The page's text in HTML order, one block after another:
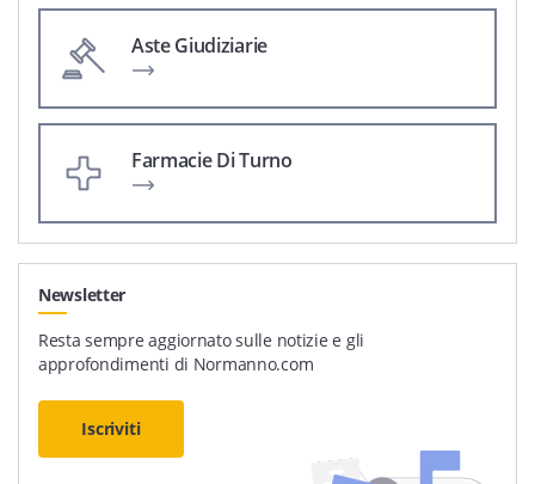
Aste Giudiziarie
Farmacie Di Turno
Newsletter
Resta sempre aggiornato sulle notizie e gli
approfondimenti di Normanno.com
Iscriviti